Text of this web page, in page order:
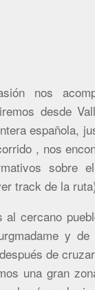
nos
desde
española,
, nos
sobre
track de la
al cercano
y
de
una gran